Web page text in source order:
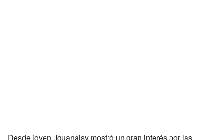
Desde joven, Iguanaisy mostró un gran interés por las